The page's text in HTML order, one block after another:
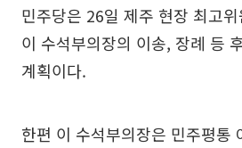
민주당은 26일 제주 현장 최고
이 수석부의장의 이송, 장례 등
계획이다.
한편 이 수석부의장은 민주평통